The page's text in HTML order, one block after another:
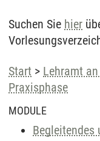
Suchen Sie hier
Start > Lehramt
Praxisphase
MODULE
Begleitendes